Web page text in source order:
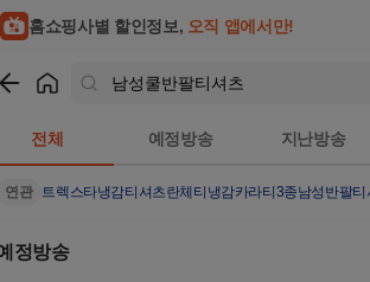
홈쇼핑사별 할인정보, 오직 앱에서만!
전체 예정방송 지난방송
연관 트렉스타냉감티셔츠란체티냉감카라티3종남성반팔
정방송